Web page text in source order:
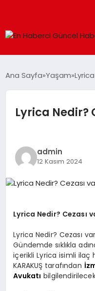
SPOR
SAĞLIK
MAGAZIN
EKONOMI
EĞITIM
SIYASET
Ana Sayfa Yaşam
Lyrica Nedir?
admin
12 Kasım 2024
Lyrica Nedir? Cezası
Lyrica Nedir? Cezası
Gündemde sıklıkla
içerikli Lyrica isimli ilaç
KARAKUŞ tarafından
Avukatı